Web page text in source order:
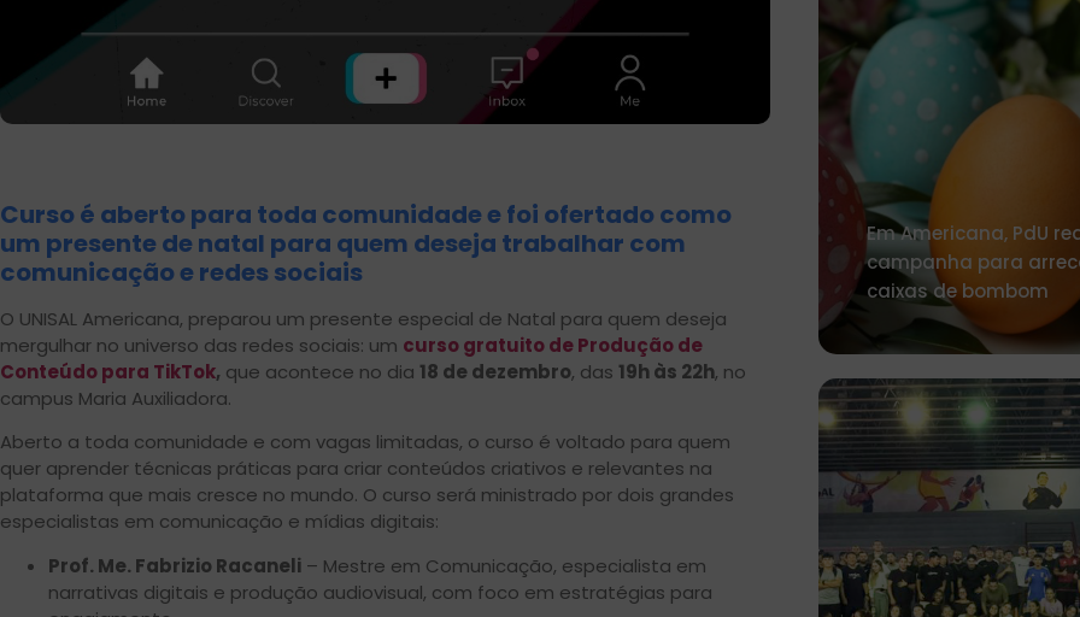
Curso é aberto para toda comunidade e foi ofertado como
um presente de natal para quem deseja trabalhar com
comunicação e redes sociais
O UNISAL Americana, preparou um presente especial de Natal para quem deseja
mergulhar no universo das redes sociais: um curso gratuito de Produção de
Conteúdo para TikTok, que acontece no dia 18 de dezembro, das 19h às 22h, no
campus Maria Auxiliadora.
Aberto a toda comunidade e com vagas limitadas, o curso é voltado para quem
quer aprender técnicas práticas para criar conteúdos criativos e relevantes na
plataforma que mais cresce no mundo. O curso será ministrado por dois grandes
especialistas em comunicação e mídias digitais:
Prof. Me. Fabrizio Racaneli – Mestre em Comunicação, especialista em
narrativas digitais e produção audiovisual, com foco em estratégias para
Em Americana, PdU
campanha para
caixas de bombom